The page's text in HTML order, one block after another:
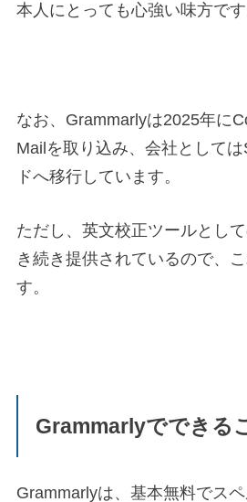
本人にとっても心強い味方です
なお、Grammarlyは2025年に
Mailを取り込み、会社として
ドへ移行しています。
ただし、英文校正ツールとし
き続き提供されているので、
す。
Grammarlyでできる
Grammarlyは、基本無料でス